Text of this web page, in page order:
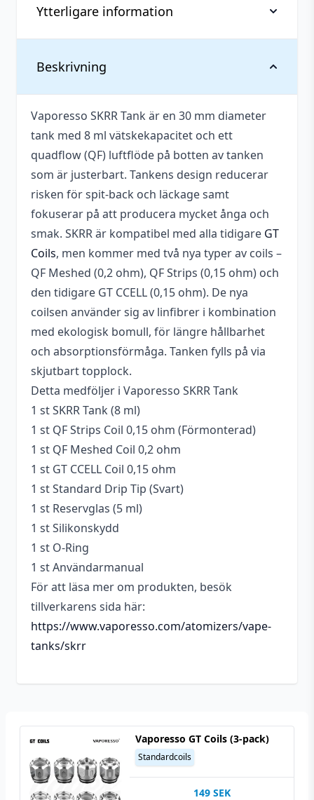
Beskrivning
Vaporesso SKRR Tank är en 30 mm diameter
tank med 8 ml vätskekapacitet och ett
quadflow (QF) luftflöde på botten av tanken
som är justerbart. Tankens design reducerar
risken för spit-back och läckage samt
fokuserar på att producera mycket ånga och
smak. SKRR är kompatibel med alla tidigare GT
Coils, men kommer med två nya typer av coils –
QF Meshed (0,2 ohm), QF Strips (0,15 ohm) och
den tidigare GT CCELL (0,15 ohm). De nya
coilsen använder sig av linfibrer i kombination
med ekologisk bomull, för längre hållbarhet
och absorptionsförmåga. Tanken fylls på via
skjutbart topplock.
Detta medföljer i Vaporesso SKRR Tank
1 st SKRR Tank (8 ml)
1 st QF Strips Coil 0,15 ohm (Förmonterad)
1 st QF Meshed Coil 0,2 ohm
1 st GT CCELL Coil 0,15 ohm
1 st Standard Drip Tip (Svart)
1 st Reservglas (5 ml)
1 st Silikonskydd
1 st O-Ring
1 st Användarmanual
För att läsa mer om produkten, besök
tillverkarens sida här:
https://www.vaporesso.com/atomizers/vape-
tanks/skrr
Ytterligare information
Typ
Utbytbart
munstycke
Anslutning
(Gänga)
510
Anslutning (Drip
tip)
810
Diameter
30 mm
Höjd
59,85 mm
Vätskekapacitet
8 ml
Tillverkare
Vaporesso
Påfyllningsmetod Toppfyllning (top fill)
Material
MTL/DL
Pin
510
Vaporesso GT Coils (3-pack)
Standardcoils
149 SEK